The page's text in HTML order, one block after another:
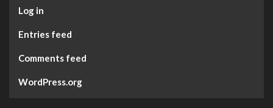
Log in
Entries feed
Comments feed
WordPress.org